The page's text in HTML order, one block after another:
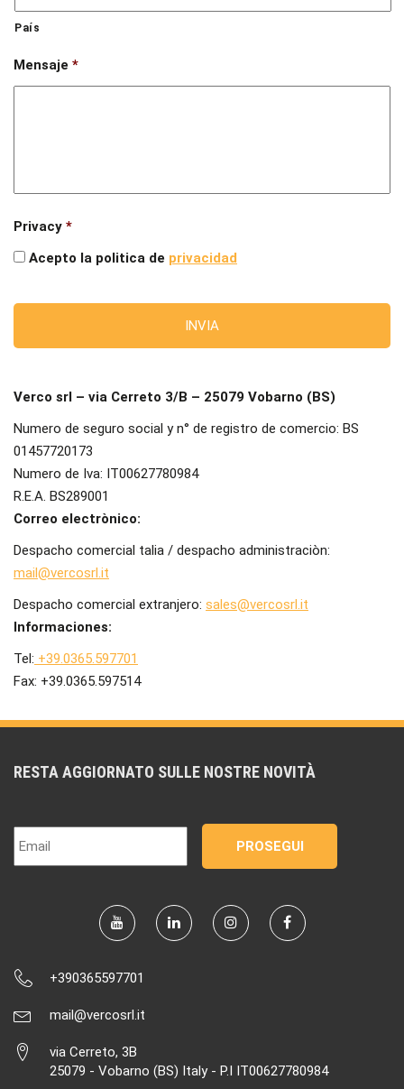
País
Mensaje *
Privacy *
Acepto la politica de privacidad
Verco srl – via Cerreto 3/B – 25079 Vobarno (BS)
Numero de seguro social y n° de registro de comercio: BS
01457720173
Numero de Iva: IT00627780984
R.E.A. BS289001
Correo electrònico:
Despacho comercial talia / despacho administraciòn:
mail@vercosrl.it
Despacho comercial extranjero: sales@vercosrl.it
Informaciones:
Tel: +39.0365.597701
Fax: +39.0365.597514
RESTA AGGIORNATO SULLE NOSTRE NOVITÀ
+390365597701
mail@vercosrl.it
via Cerreto, 3B
25079 - Vobarno (BS) Italy - P.I IT00627780984